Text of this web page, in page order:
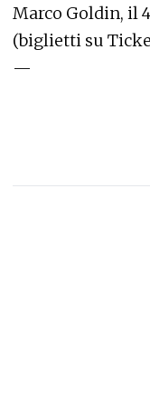
Marco Goldin, il
(biglietti su
—